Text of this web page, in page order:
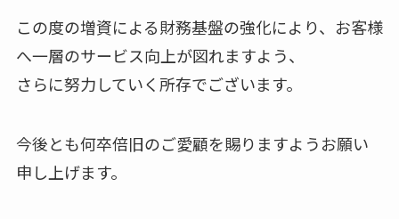
この度の増資による財務基盤の強化により、お客様
へ一層のサービス向上が図れますよう、
さらに努力していく所存でございます。
今後とも何卒倍旧のご愛顧を賜りますようお願い
申し上げます。